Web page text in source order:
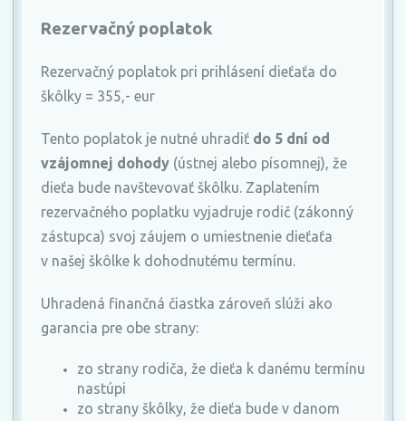
Rezervačný poplatok
Rezervačný poplatok pri prihlásení dieťaťa do
škôlky = 355,- eur
Tento poplatok je nutné uhradiť do 5 dní od
vzájomnej dohody (ústnej alebo písomnej), že
dieťa bude navštevovať škôlku. Zaplatením
rezervačného poplatku vyjadruje rodič (zákonný
zástupca) svoj záujem o umiestnenie dieťaťa
v našej škôlke k dohodnutému termínu.
Uhradená finančná čiastka zároveň slúži ako
garancia pre obe strany:
zo strany rodiča, že dieťa k danému termínu
nastúpi
zo strany škôlky, že dieťa bude v danom